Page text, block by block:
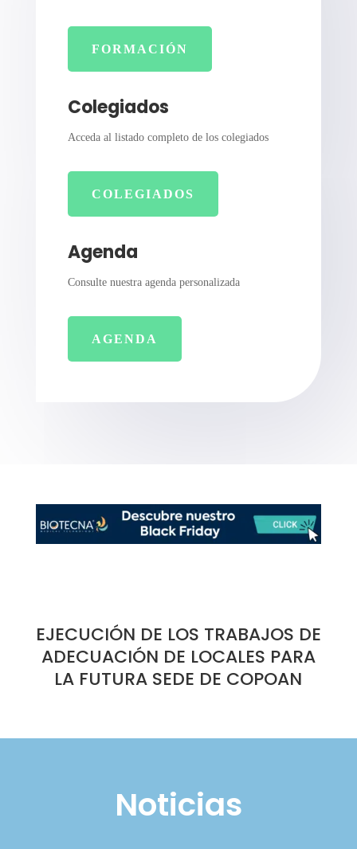
FORMACIÓN
Colegiados
Acceda al listado completo de los colegiados
COLEGIADOS
Agenda
Consulte nuestra agenda personalizada
AGENDA
EJECUCIÓN DE LOS TRABAJOS DE
ADECUACIÓN DE LOCALES PARA
LA FUTURA SEDE DE COPOAN
Noticias